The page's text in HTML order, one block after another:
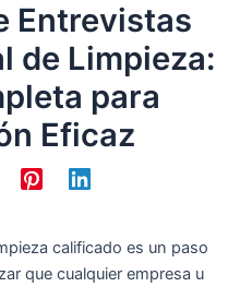
Entrevistas
de Limpieza:
para
Eficaz
calificado es un paso
que cualquier empresa u